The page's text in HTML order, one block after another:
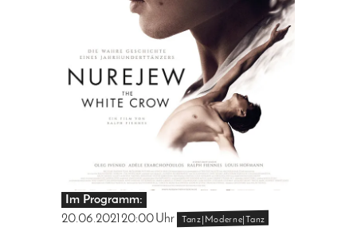
Im Programm:
20.06.2021 20:00Uhr Tanz|Moderne|Tanz